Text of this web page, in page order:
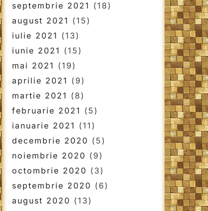
septembrie 2021 (18)
august 2021 (15)
iulie 2021 (13)
iunie 2021 (15)
mai 2021 (19)
aprilie 2021 (9)
martie 2021 (8)
februarie 2021 (5)
ianuarie 2021 (11)
decembrie 2020 (5)
noiembrie 2020 (9)
octombrie 2020 (3)
septembrie 2020 (6)
august 2020 (13)